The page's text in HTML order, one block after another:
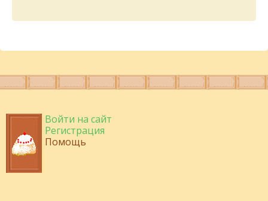
Войти на сайт
Регистрация
Помощь